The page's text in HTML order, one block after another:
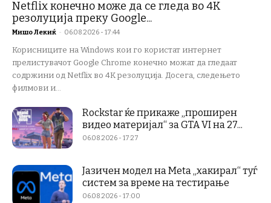
Netflix конечно може да се гледа во 4K
резолуција преку Google...
Мишо Лекиќ - 06.08.2026 - 17:44
Корисниците на Windows кои го користат интернет
прелистувачот Google Chrome конечно можат да гледаат
содржини од Netflix во 4K резолуција. Досега, следењето
филмови и...
Rockstar ќе прикаже „проширен
видео материјал“ за GTA VI на 27...
06.08.2026 - 17:27
Јазичен модел на Meta „хакирал“ туѓ
систем за време на тестирање
06.08.2026 - 17:00